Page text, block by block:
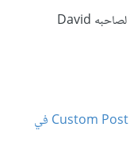
لصاحبه David
إنشاء أنواع منشورات مخصصة Custom Post Types في